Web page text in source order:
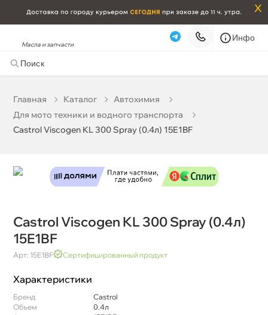
x
Масла и запчасти
Инфо
Главная Катало
Автохимия
Для мото техники и водного транспорта
Castrol Viscogen KL 300 Spray (0.4л) 15E1BF
Castrol Viscogen KL 300 Spray (0.4л)
15E1BF
Арт: 15E1BF Сертифицированный продукт
Характеристики
Бренд
Castrol
Объем
0.4л
Бесплатная Завтра, 10.08 (при заказе от 2000₽)
Самовывоз